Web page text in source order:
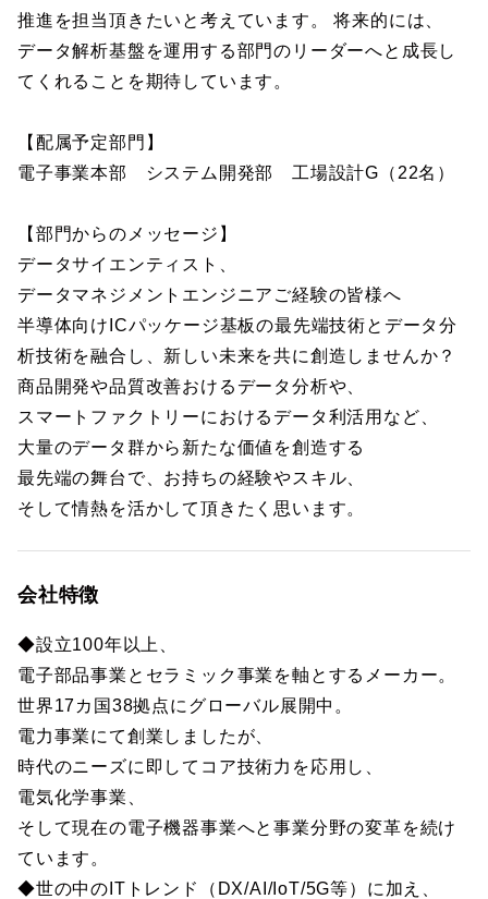
推進を担当頂きたいと考えています。 将来的には、
データ解析基盤を運用する部門のリーダーへと成長し
てくれることを期待しています。
【配属予定部門】
電子事業本部 システム開発部 工場設計G（22名）
【部門からのメッセージ】
データサイエンティスト、
データマネジメントエンジニアご経験の皆様へ
半導体向けICパッケージ基板の最先端技術とデータ分
析技術を融合し、新しい未来を共に創造しませんか？
商品開発や品質改善おけるデータ分析や、
スマートファクトリーにおけるデータ利活用など、
大量のデータ群から新たな価値を創造する
最先端の舞台で、お持ちの経験やスキル、
そして情熱を活かして頂きたく思います。
会社特徴
◆設立100年以上、
電子部品事業とセラミック事業を軸とするメーカー。
世界17カ国38拠点にグローバル展開中。
電力事業にて創業しましたが、
時代のニーズに即してコア技術力を応用し、
電気化学事業、
そして現在の電子機器事業へと事業分野の変革を続け
ています。
◆世の中のITトレンド（DX/AI/IoT/5G等）に加え、